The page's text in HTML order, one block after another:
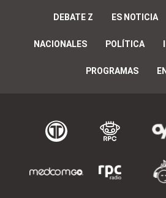
DEBATE Z ES NOTICIA
NACIONALES POLÍTICA
PROGRAMAS